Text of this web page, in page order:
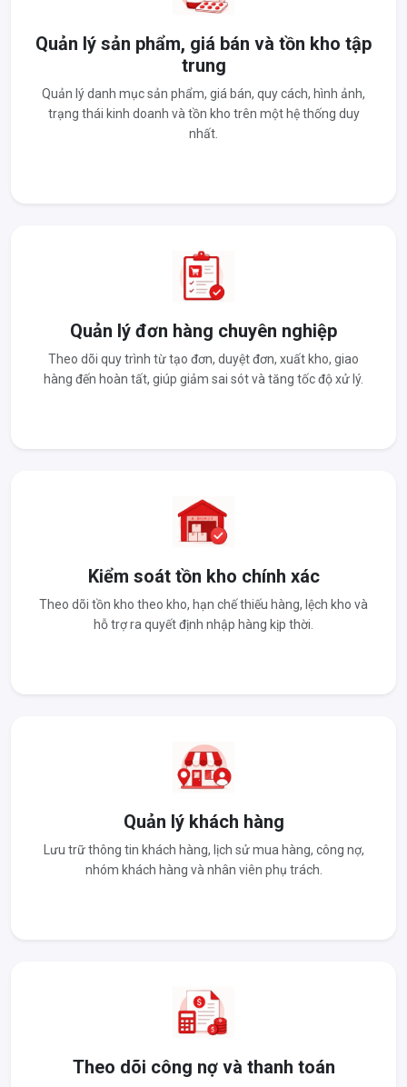
Quản lý sản phẩm, giá bán và tồn kho tập
trung
Quản lý danh mục sản phẩm, giá bán, quy cách, hình ảnh,
trạng thái kinh doanh và tồn kho trên một hệ thống duy
nhất.
Quản lý đơn hàng chuyên nghiệp
Theo dõi quy trình từ tạo đơn, duyệt đơn, xuất kho, giao
hàng đến hoàn tất, giúp giảm sai sót và tăng tốc độ xử lý.
Kiểm soát tồn kho chính xác
Theo dõi tồn kho theo kho, hạn chế thiếu hàng, lệch kho và
hỗ trợ ra quyết định nhập hàng kịp thời.
Quản lý khách hàng
Lưu trữ thông tin khách hàng, lịch sử mua hàng, công nợ,
nhóm khách hàng và nhân viên phụ trách.
Theo dõi công nợ và thanh toán